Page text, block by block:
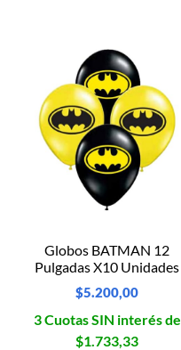
Globos BATMAN 12
Pulgadas X10 Unidades
$5.200,00
3 Cuotas SIN interés de
$1.733,33